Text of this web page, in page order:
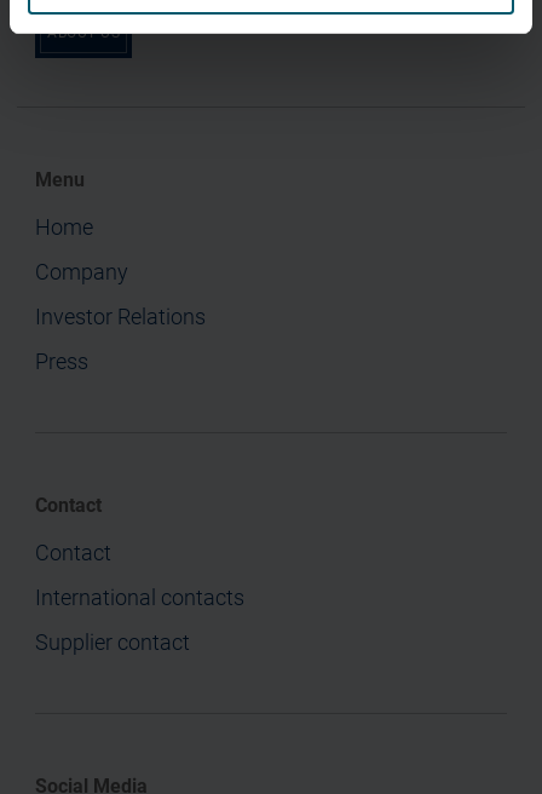
ABOUT US
Menu
Home
Company
Investor Relations
Press
Contact
Contact
International contacts
Supplier contact
Social Media